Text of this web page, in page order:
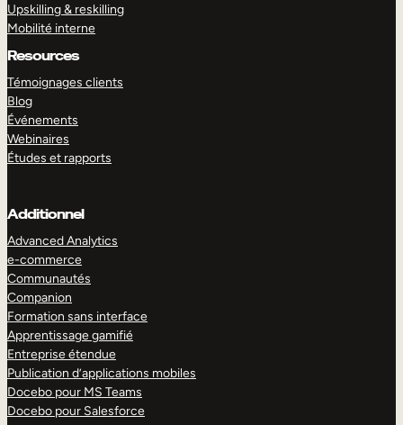
Upskilling & reskilling
Mobilité interne
Resources
Témoignages clients
Blog
Événements
Webinaires
Études et rapports
Additionnel
Advanced Analytics
e-commerce
Communautés
Companion
Formation sans interface
Apprentissage gamifié
Entreprise étendue
Publication d’applications mobiles
Docebo pour MS Teams
Docebo pour Salesforce